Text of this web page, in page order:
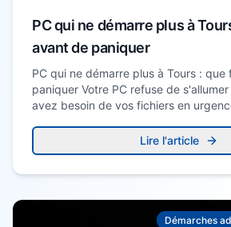
PC qui ne démarre plus à
avant de paniquer
PC qui ne démarre plus à Tours :
paniquer Votre PC refuse de s'allumer ce matin et vous
avez besoin de vos fichiers en
Lire l'article
Démarches